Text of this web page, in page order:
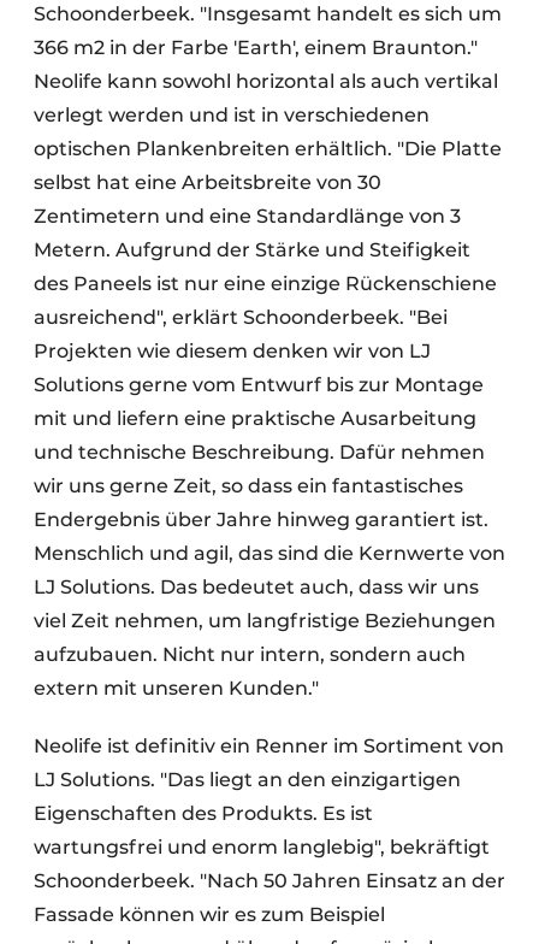
Schoonderbeek. "Insgesamt handelt es sich um
366 m2 in der Farbe 'Earth', einem Braunton."
Neolife kann sowohl horizontal als auch vertikal
verlegt werden und ist in verschiedenen
optischen Plankenbreiten erhältlich. "Die Platte
selbst hat eine Arbeitsbreite von 30
Zentimetern und eine Standardlänge von 3
Metern. Aufgrund der Stärke und Steifigkeit
des Paneels ist nur eine einzige Rückenschiene
ausreichend", erklärt Schoonderbeek. "Bei
Projekten wie diesem denken wir von LJ
Solutions gerne vom Entwurf bis zur Montage
mit und liefern eine praktische Ausarbeitung
und technische Beschreibung. Dafür nehmen
wir uns gerne Zeit, so dass ein fantastisches
Endergebnis über Jahre hinweg garantiert ist.
Menschlich und agil, das sind die Kernwerte von
LJ Solutions. Das bedeutet auch, dass wir uns
viel Zeit nehmen, um langfristige Beziehungen
aufzubauen. Nicht nur intern, sondern auch
extern mit unseren Kunden."
Neolife ist definitiv ein Renner im Sortiment von
LJ Solutions. "Das liegt an den einzigartigen
Eigenschaften des Produkts. Es ist
wartungsfrei und enorm langlebig", bekräftigt
Schoonderbeek. "Nach 50 Jahren Einsatz an der
Fassade können wir es zum Beispiel